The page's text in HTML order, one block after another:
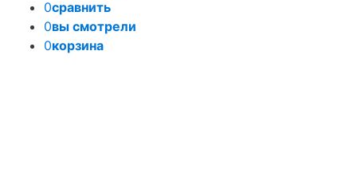
0сравнить
0вы смотрели
0корзина
Задать вопрос